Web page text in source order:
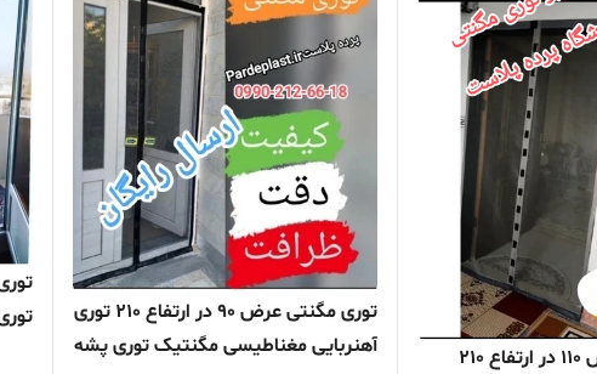
توری مگنتی عرض 110 در ارتفاع 210
توری مگنتی عرض 90 در ارتفاع 210 توری
آهنربایی مغناطیسی مگنتیک توری پشه